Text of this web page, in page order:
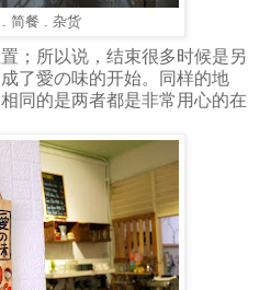
简餐 . 杂货
；所以说，结束很多时候是另
了愛の味的开始。同样的地
同的是两者都是非常用心的在